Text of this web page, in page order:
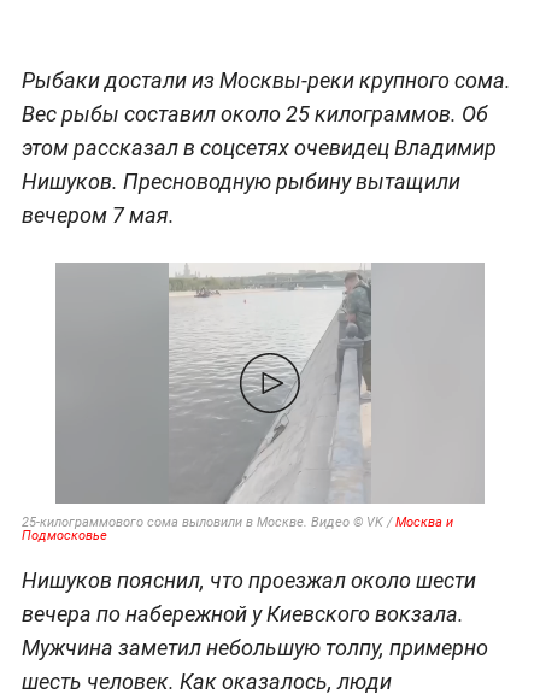
Рыбаки достали из Москвы-реки крупного сома.
Вес рыбы составил около 25 килограммов. Об
этом рассказал в соцсетях очевидец Владимир
Нишуков. Пресноводную рыбину вытащили
вечером 7 мая.
25-килограммового сома выловили в Москве. Видео © VK /Москва и
Подмосковье
Нишуков пояснил, что проезжал около шести
вечера по набережной у Киевского вокзала.
Мужчина заметил небольшую толпу, примерно
шесть человек. Как оказалось, люди